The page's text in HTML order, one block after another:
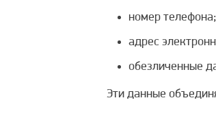
номер телефона;
адрес
обезличенные
Эти данные